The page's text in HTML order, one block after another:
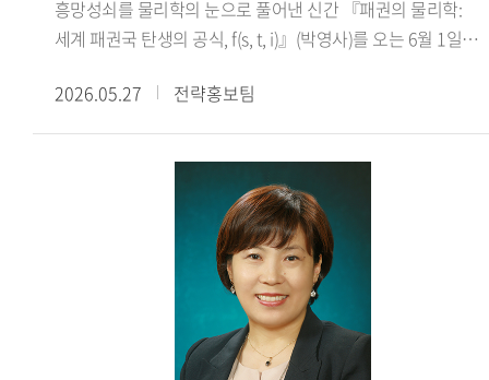
영상이 30만 뷰를 넘어 상을 받았습니다. 국가행사에서 대통령
통역을 맡기도 했습니다. 국가와 지역사회에 도움이 되는
앞으로의 활동 계획을 들려주세요.올해 우리 태국어학과가
창설 60주년을 맞이했습니다. 2학기에 학과 행사를 준비
중인데 동문들에게는 학교를 사랑하는 마음을 다시 떠올리게
해주고, 재학생들에게는 선배들과 교류하며 앞날을 개척하는
용기를 심어주려 합니다. 그리고 정년까지 남은 기간에
언어학과 이주민 연구를 병행해 좋은 학자로 남고 싶습니다.
그래서 우리 학생들에게 선배이자 교육자로서 꼭 필요한
사람이 되고자 합니다.※ 해당 인터뷰는 아래 Global HUFS
여름호 E-book을 통해서도 확인하실 수 있습니다(p.14-
15)https://e-book.hufs.ac.kr/20260623_135256/
이기는 38가지 방법』을 중심으로 현대 사회의 설득과 논쟁
구조를 해설하며, 논리와 수사학, 인간 심리에 대한 통찰을
흥망성쇠를 물리학의 눈으로 풀어낸 신간 『패권의 물리학:
세계 패권국 탄생의 공식, f(s, t, i)』(박영사)를 오는 6월 1일
제국의 팽창 메커니즘을 근대 대영 제국과 현대 미국의 사례로
법칙 에 따라 움직인다는 독창적인 통찰에 도달했다.
본서에서는 세계 3대 패권국(중세 몽골 제국, 근대 대영 제국,
현대 미국)의 탄생을 관통하는 패권 에너지 결정 공식(HE=si/t)
을 정립하여 역사 속 패권의 성쇠를 완전히 새로운 프레임으로
명쾌하게 풀어낸다.인문 사회과학과 자연과학의 경계를 허문
이번 신간은 인류의 과거와 현재를 관통하는 물리적 법칙을
제시하며, 현재의 미국 패권을 새롭게 조명하고 나아가 다가올
미래 세계 질서의 향방을 예측하는 과학적인 나침반이 될
2026.05.27 전략홍보팀